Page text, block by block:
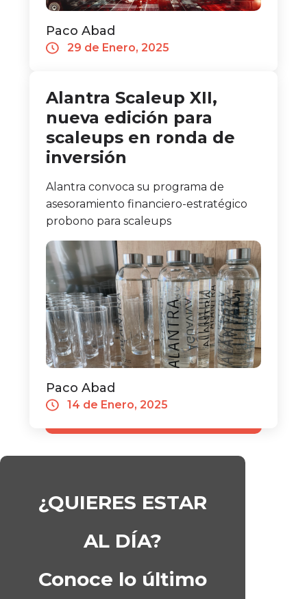
Paco Abad
29 de Enero, 2025
Alantra Scaleup XII,
nueva edición para
scaleups en ronda de
inversión
Alantra convoca su programa de
asesoramiento financiero-estratégico
probono para scaleups
Paco Abad
14 de Enero, 2025
¿QUIERES ESTAR
AL DÍA?
Conoce lo último